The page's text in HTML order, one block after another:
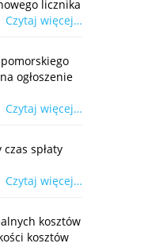
licznika
Czytaj więcej…
ogłoszenie
Czytaj więcej…
spłaty
Czytaj więcej…
kosztów
kosztów